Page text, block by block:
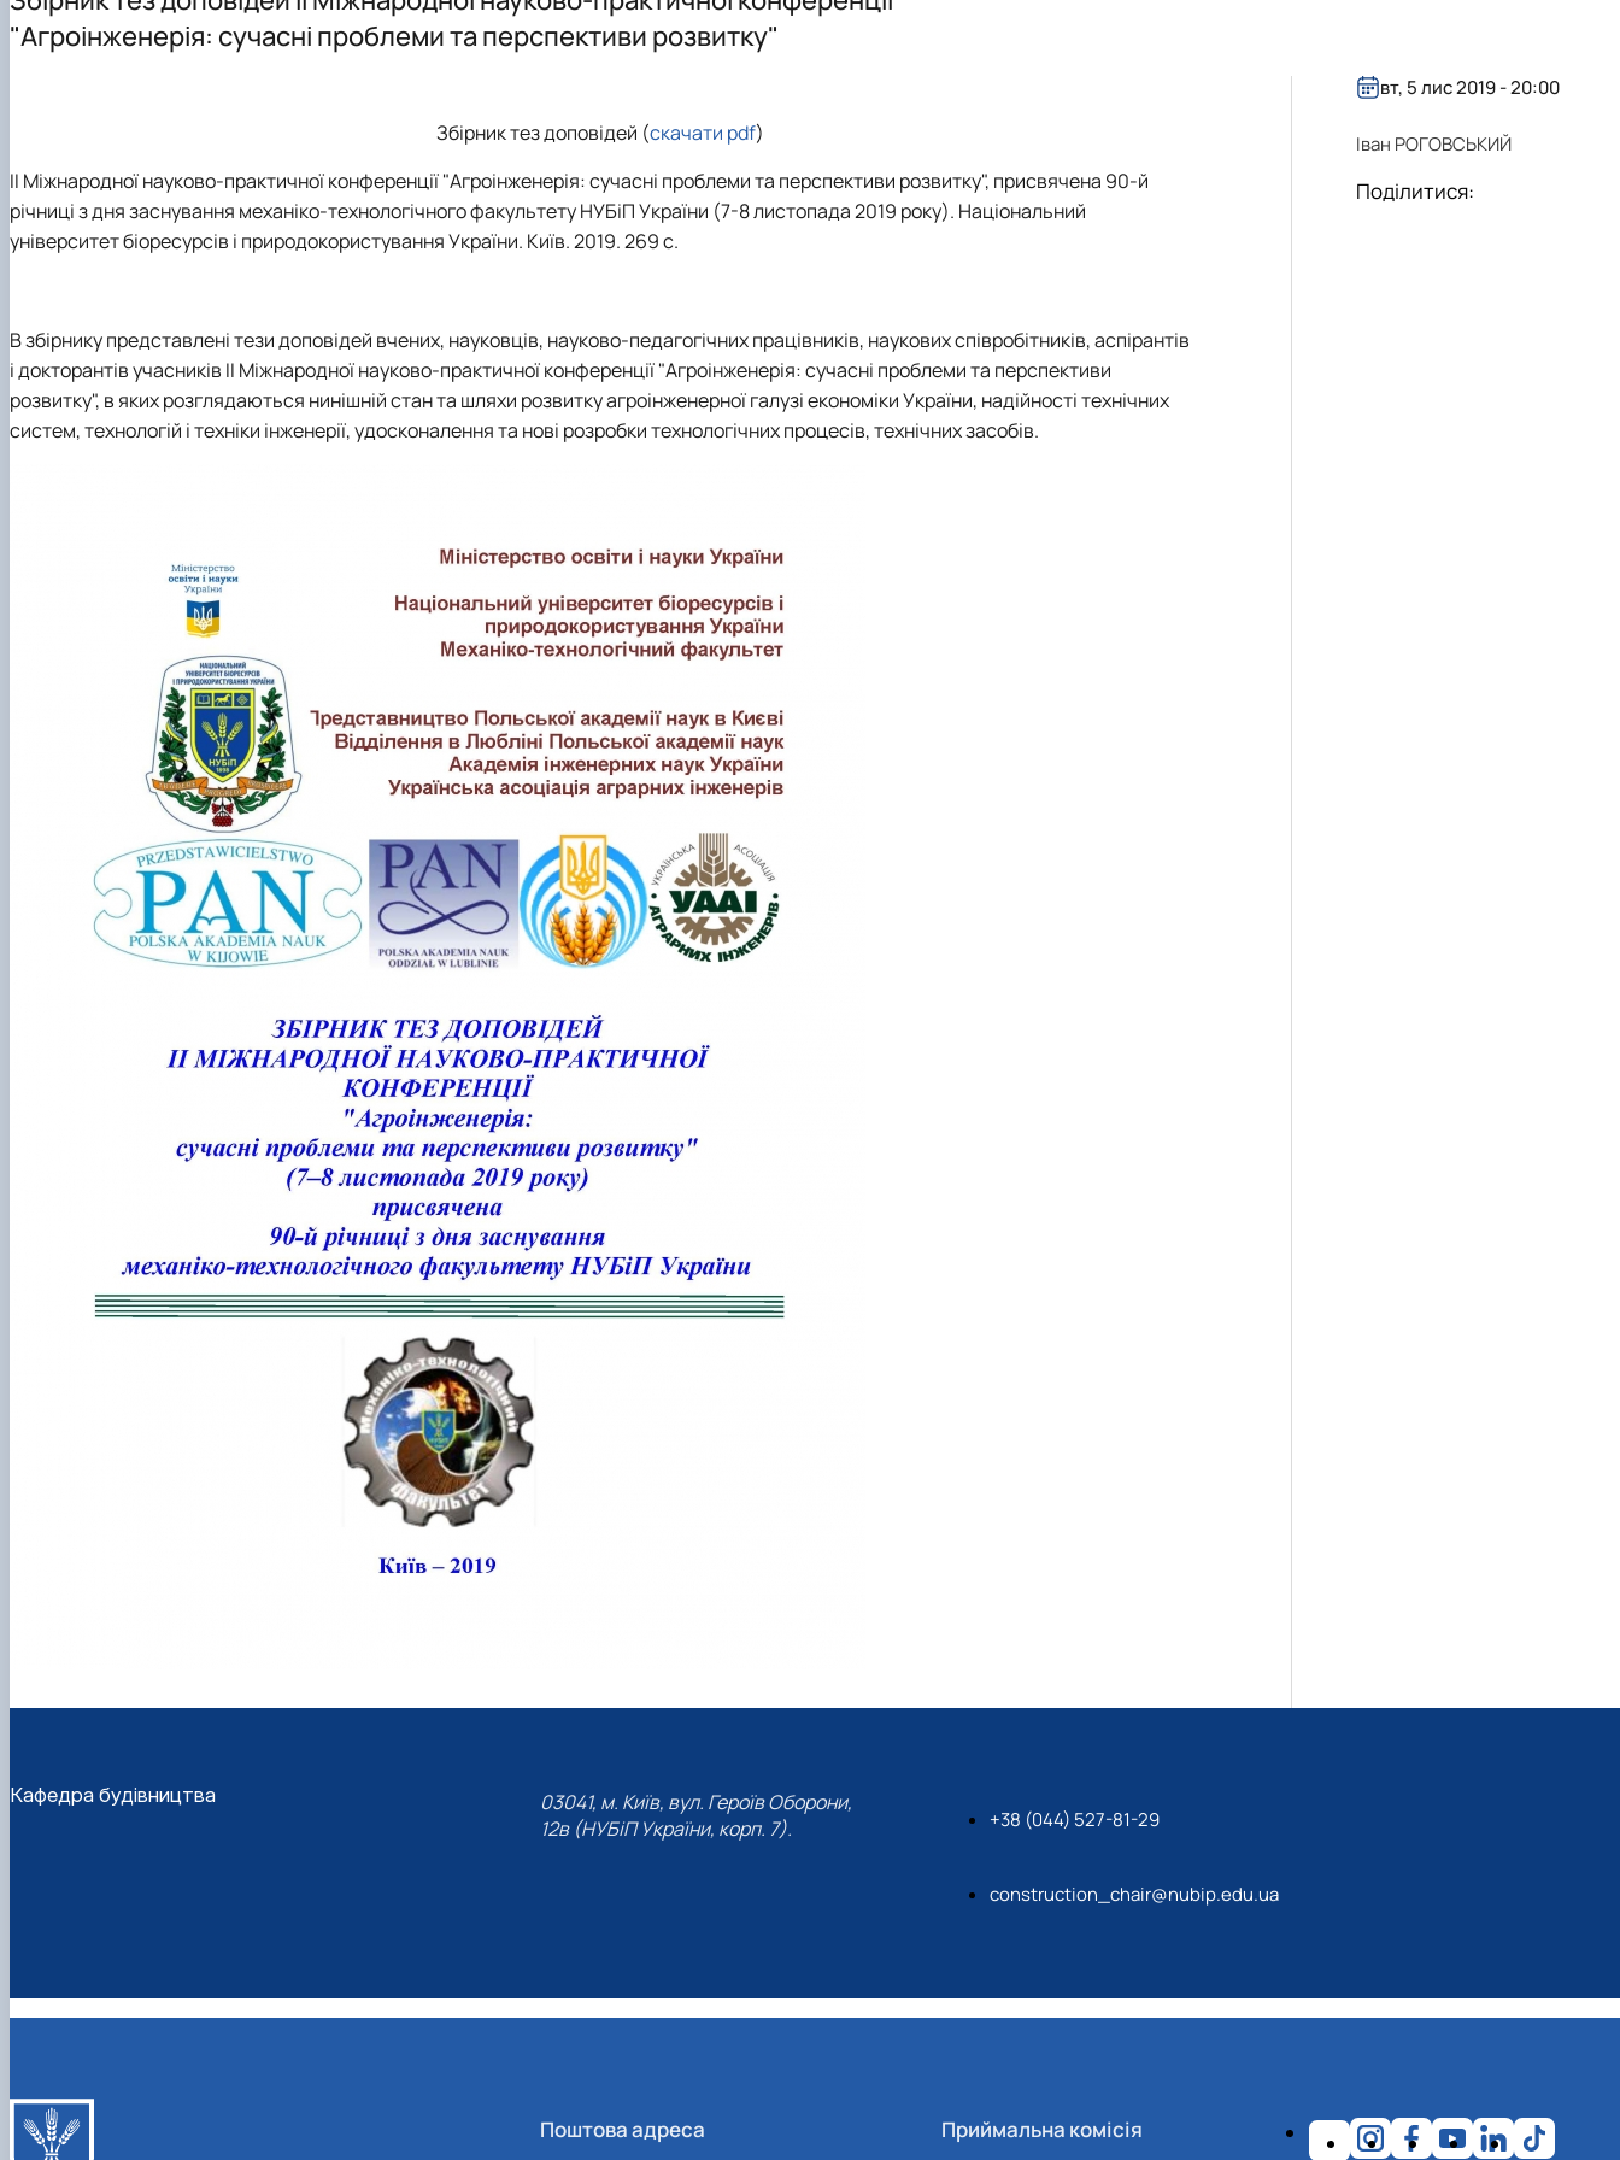
Співробітництво кафедри
Механіка залізобетону
Сучасна архітектура
Бакалавр
Магістр
Аспірантура
Навчально-дослідні лабораторії
"Агроінженерія: сучасні проблеми та перспективи розвитку"
Збірник тез доповідей (скачати pdf)
ІІ Міжнародної науково-практичної конференції "Агроінженерія: сучасні проблеми та перспективи розвитку", присвячена 90-й
річниці з дня заснування механіко-технологічного факультету НУБіП України (7-8 листопада 2019 року). Національний
університет біоресурсів і природокористування України. Київ. 2019. 269 с.
В збірнику представлені тези доповідей вчених, науковців, науково-педагогічних працівників, наукових співробітників, аспірантів
і докторантів учасників ІІ Міжнародної науково-практичної конференції "Агроінженерія: сучасні проблеми та перспективи
розвитку", в яких розглядаються нинішній стан та шляхи розвитку агроінженерної галузі економіки України, надійності технічних
систем, технологій і техніки інженерії, удосконалення та нові розробки технологічних процесів, технічних засобів.
вт, 5 лис 2019 - 20:00
Іван РОГОВСЬКИЙ
Поділитися:
Кафедра будівництва
03041, м. Київ, вул. Героїв Оборони,
12в (НУБіП України, корп. 7).
+38 (044) 527-81-29
construction_chair@nubip.edu.ua
Поштова адреса Приймальна комісія